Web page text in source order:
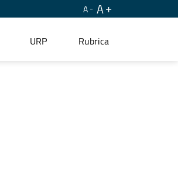
A A
URP Rubrica